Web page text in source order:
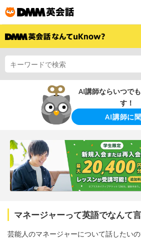
AI講師ならいつで
す！
AI講師に
マネージャーって英語でなんて
芸能人のマネージャーについて話したい